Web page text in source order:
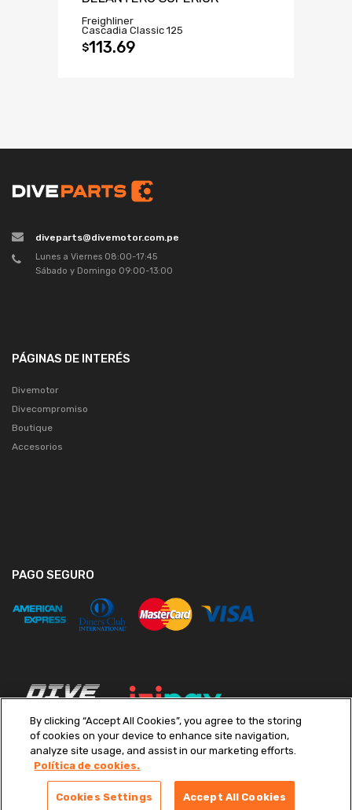
Freighliner
Cascadia Classic 125
$113.69
diveparts@divemotor.com.pe
Lunes a Viernes 08:00-17:45
Sábado y Domingo 09:00-13:00
PÁGINAS DE INTERÉS
Divemotor
Divecompromiso
Boutique
Accesorios
PAGO SEGURO
Términos y condiciones
Preferencias de cookies
By clicking “Accept All Cookies”, you agree to the storing
of cookies on your device to enhance site navigation,
analyze site usage, and assist in our marketing efforts.
Política de cookies.
Cookies Settings Accept All Cookies